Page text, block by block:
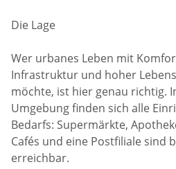
Die Lage
Wer urbanes Leben mit
Infrastruktur und hoher
möchte, ist hier genau richtig.
Umgebung finden sich alle
Bedarfs: Supermärkte,
Cafés und eine Postfiliale sind
erreichbar.